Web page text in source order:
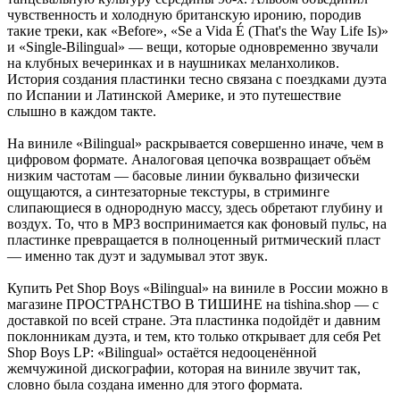
чувственность и холодную британскую иронию, породив
такие треки, как «Before», «Se a Vida É (That's the Way Life Is)»
и «Single-Bilingual» — вещи, которые одновременно звучали
на клубных вечеринках и в наушниках меланхоликов.
История создания пластинки тесно связана с поездками дуэта
по Испании и Латинской Америке, и это путешествие
слышно в каждом такте.
На виниле «Bilingual» раскрывается совершенно иначе, чем в
цифровом формате. Аналоговая цепочка возвращает объём
низким частотам — басовые линии буквально физически
ощущаются, а синтезаторные текстуры, в стриминге
слипающиеся в однородную массу, здесь обретают глубину и
воздух. То, что в MP3 воспринимается как фоновый пульс, на
пластинке превращается в полноценный ритмический пласт
— именно так дуэт и задумывал этот звук.
Купить Pet Shop Boys «Bilingual» на виниле в России можно в
магазине ПРОСТРАНСТВО В ТИШИНЕ на tishina.shop — с
доставкой по всей стране. Эта пластинка подойдёт и давним
поклонникам дуэта, и тем, кто только открывает для себя Pet
Shop Boys LP: «Bilingual» остаётся недооценённой
жемчужиной дискографии, которая на виниле звучит так,
словно была создана именно для этого формата.